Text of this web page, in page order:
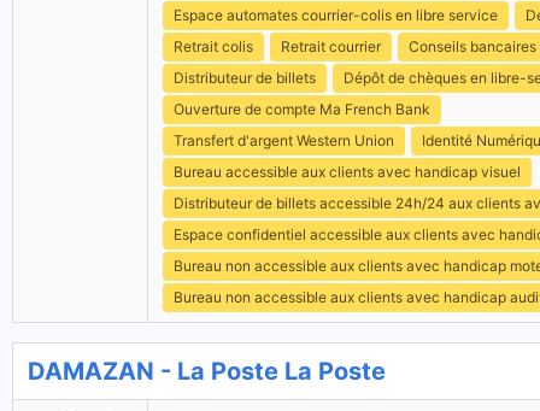
Espace automates courrier-colis en libre service
Retrait colis
Retrait courrier
Conseils bancaires
Distributeur de billets
Dépôt de chèques en libre-
Ouverture de compte Ma French Bank
Transfert d'argent Western Union
Identité
Bureau accessible aux clients avec handicap visuel
Distributeur de billets accessible 24h/24 aux clients
Espace confidentiel accessible aux clients avec
Bureau non accessible aux clients avec handicap
Bureau non accessible aux clients avec handicap
DAMAZAN - La Poste La Poste